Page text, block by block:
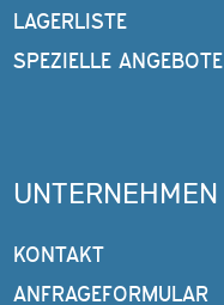
LAGERLISTE
SPEZIELLE ANGEBOTE
UNTERNEHMEN
KONTAKT
ANFRAGEFORMULAR